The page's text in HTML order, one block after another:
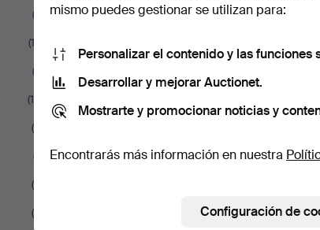
(2)
(12)
(3)
(10)
(4)
(7)
(4)
(8)
mismo puedes gestionar se utilizan para:
Personalizar el contenido y las
Desarrollar y mejorar Auctionet.
Mostrarte y promocionar noticias y
Encontrarás más información en nuestra
Configuración de